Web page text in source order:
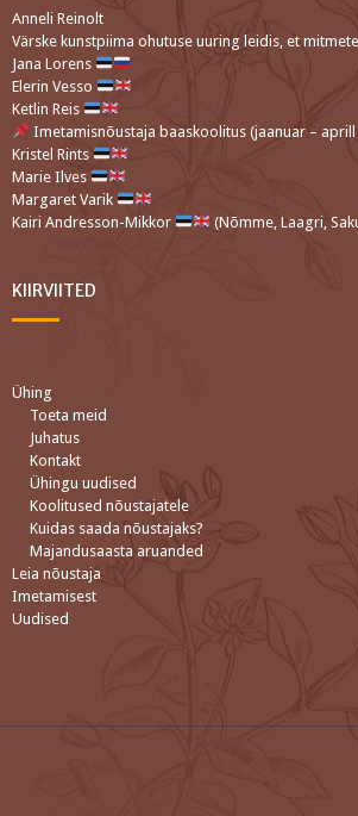
Anneli Reinolt
Värske kunstpiima ohutuse uuring leidis, et
Jana Lorens
Elerin Vesso
Ketlin Reis
Imetamisnõustaja baaskoolitus (jaanuar – aprill
Kristel Rints
Marie Ilves
Margaret Varik
Kairi Andresson-Mikkor
(Nõmme, Laagri,
KIIRVIITED
Ühing
Toeta meid
Juhatus
Kontakt
Ühingu uudised
Koolitused nõustajatele
Kuidas saada nõustajaks?
Majandusaasta aruanded
Leia nõustaja
Imetamisest
Uudised